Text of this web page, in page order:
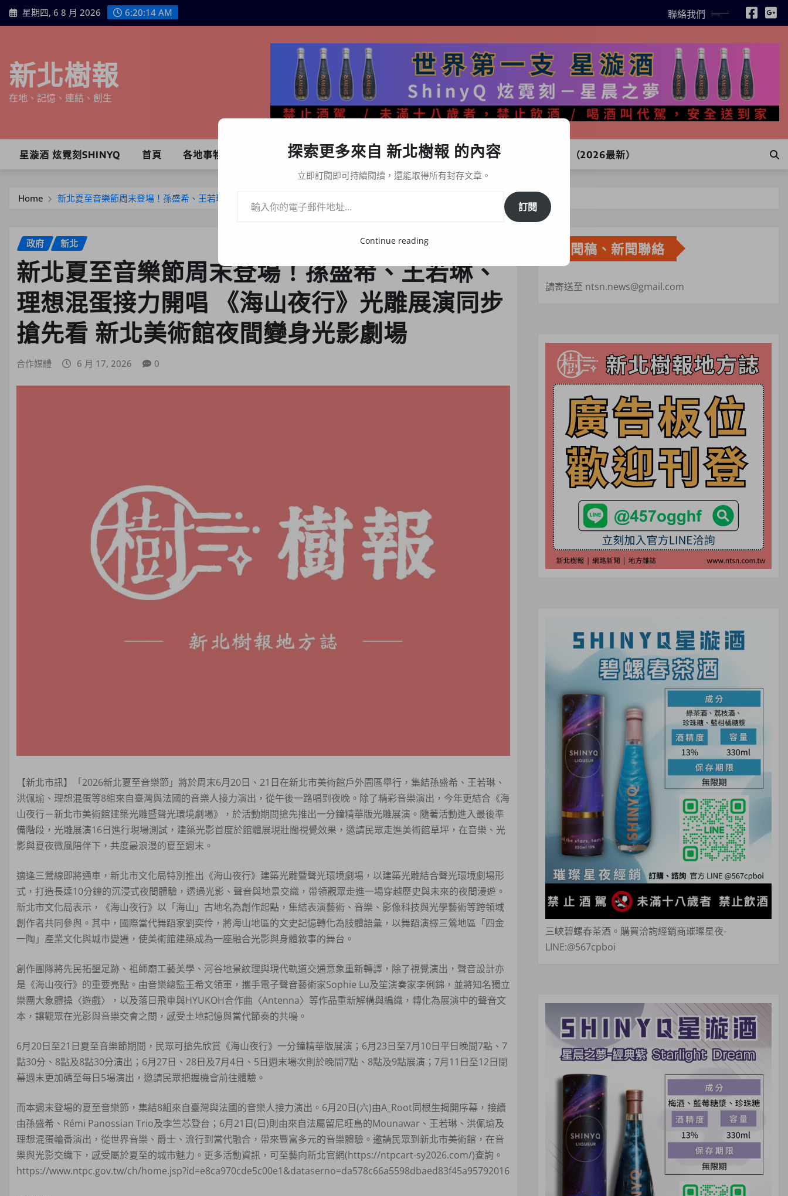
Skip
to
星期四, 6 8 月 2026 6:20:16 AM 聯絡我們
新北樹報
在地、記憶、連結、創生
星漩酒 炫霓刻SHINYQ 首頁 各地事物 生活百態 關於樹報 星漩酒哪裡買｜官方購買通路與LINE訂購（2026最新）
Home 新北夏至音樂節周末登場！孫盛希、王若琳、理想混蛋接力開唱 《海山夜行》光雕展演同步搶先看 新北美術館夜間變身光影劇場
政府 新北
新北夏至音樂節周末登場！孫盛希、王若琳、
理想混蛋接力開唱 《海山夜行》光雕展演同步
搶先看 新北美術館夜間變身光影劇場
合作媒體 6 月 17, 2026 0
【新北市訊】「2026新北夏至音樂節」將於周末6月20日、21日在新北市美術館戶外園區舉行，集結孫盛希、王若琳、
洪佩瑜、理想混蛋等8組來自臺灣與法國的音樂人接力演出，從午後一路唱到夜晚。除了精彩音樂演出，今年更結合《海
山夜行－新北市美術館建築光雕暨聲光環境劇場》，於活動期間搶先推出一分鐘精華版光雕展演。隨著活動進入最後準
備階段，光雕展演16日進行現場測試，建築光影首度於館體展現壯闊視覺效果，邀請民眾走進美術館草坪，在音樂、光
影與夏夜微風陪伴下，共度最浪漫的夏至週末。
適逢三鶯線即將通車，新北市文化局特別推出《海山夜行》建築光雕暨聲光環境劇場，以建築光雕結合聲光環境劇場形
式，打造長達10分鐘的沉浸式夜間體驗，透過光影、聲音與地景交織，帶領觀眾走進一場穿越歷史與未來的夜間漫遊。
新北市文化局表示，《海山夜行》以「海山」古地名為創作起點，集結表演藝術、音樂、影像科技與光學藝術等跨領域
創作者共同參與。其中，國際當代舞蹈家劉奕伶，將海山地區的文史記憶轉化為肢體語彙，以舞蹈演繹三鶯地區「四金
一陶」產業文化與城市變遷，使美術館建築成為一座融合光影與身體敘事的舞台。
創作團隊將先民拓墾足跡、祖師廟工藝美學、河谷地景紋理與現代軌道交通意象重新轉譯，除了視覺演出，聲音設計亦
是《海山夜行》的重要亮點。由音樂總監王希文領軍，攜手電子聲音藝術家Sophie Lu及笙演奏家李俐錦，並將知名獨立
樂團大象體操〈遊戲〉，以及落日飛車與HYUKOH合作曲〈Antenna〉等作品重新解構與編織，轉化為展演中的聲音文
本，讓觀眾在光影與音樂交會之間，感受土地記憶與當代節奏的共鳴。
6月20日至21日夏至音樂節期間，民眾可搶先欣賞《海山夜行》一分鐘精華版展演；6月23日至7月10日平日晚間7點、7
點30分、8點及8點30分演出；6月27日、28日及7月4日、5日週末場次則於晚間7點、8點及9點展演；7月11日至12日閉
幕週末更加碼至每日5場演出，邀請民眾把握機會前往體驗。
而本週末登場的夏至音樂節，集結8組來自臺灣與法國的音樂人接力演出。6月20日(六)由A_Root同根生揭開序幕，接續
由孫盛希、Rémi Panossian Trio及李竺芯登台；6月21日(日)則由來自法屬留尼旺島的Mounawar、王若琳、洪佩瑜及
理想混蛋輪番演出，從世界音樂、爵士、流行到當代融合，帶來豐富多元的音樂體驗。邀請民眾到新北市美術館，在音
樂與光影交織下，感受屬於夏至的城市魅力。更多活動資訊，可至藝向新北官網(https://ntpcart-sy2026.com/)查詢。
https://www.ntpc.gov.tw/ch/home.jsp?id=e8ca970cde5c00e1&dataserno=da578c66a5598dbaed83f45a95792016
新聞稿、新聞聯絡
請寄送至 ntsn.news@gmail.com
三峽碧螺春茶酒。購買洽詢經銷商璀璨星夜-
LINE:@567cpboi
探索更多來自 新北樹報 的內容
立即訂閱即可持續閱讀，還能取得所有封存文章。
訂閱
Continue reading